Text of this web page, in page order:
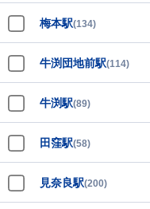
梅本駅(134)
牛渕団地前駅(114)
牛渕駅(89)
田窪駅(58)
見奈良駅(200)